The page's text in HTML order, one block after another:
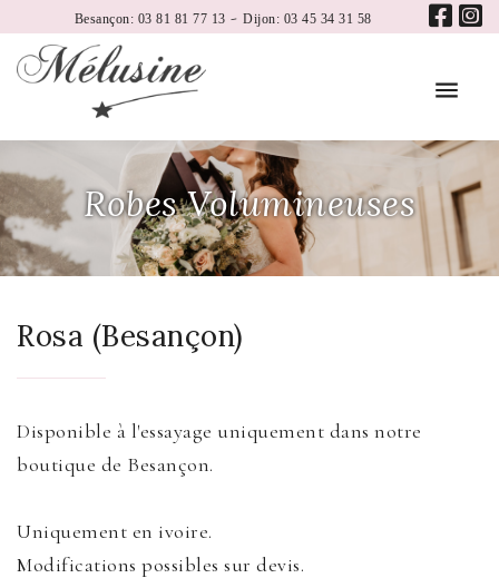
Besançon: 03 81 81 77 13 - Dijon: 03 45 34 31 58
Robes Volumineuses
Rosa (Besançon)
Disponible à l'essayage uniquement dans notre
boutique de Besançon.
Uniquement en ivoire.
Modifications possibles sur devis.